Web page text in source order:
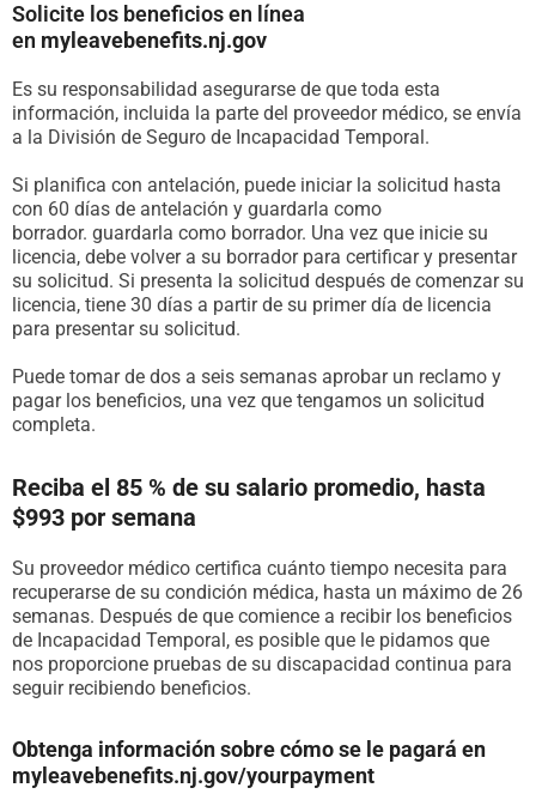
Solicite los beneficios en línea
en myleavebenefits.nj.gov
Es su responsabilidad asegurarse de que toda esta
información, incluida la parte del proveedor médico, se envía
a la División de Seguro de Incapacidad Temporal.
Si planifica con antelación, puede iniciar la solicitud hasta
con 60 días de antelación y guardarla como
borrador. guardarla como borrador. Una vez que inicie su
licencia, debe volver a su borrador para certificar y presentar
su solicitud. Si presenta la solicitud después de comenzar su
licencia, tiene 30 días a partir de su primer día de licencia
para presentar su solicitud.
Puede tomar de dos a seis semanas aprobar un reclamo y
pagar los beneficios, una vez que tengamos un solicitud
completa.
Reciba el 85 % de su salario promedio, hasta
$993 por semana
Su proveedor médico certifica cuánto tiempo necesita para
recuperarse de su condición médica, hasta un máximo de 26
semanas. Después de que comience a recibir los beneficios
de Incapacidad Temporal, es posible que le pidamos que
nos proporcione pruebas de su discapacidad continua para
seguir recibiendo beneficios.
Obtenga información sobre cómo se le pagará en
myleavebenefits.nj.gov/yourpayment